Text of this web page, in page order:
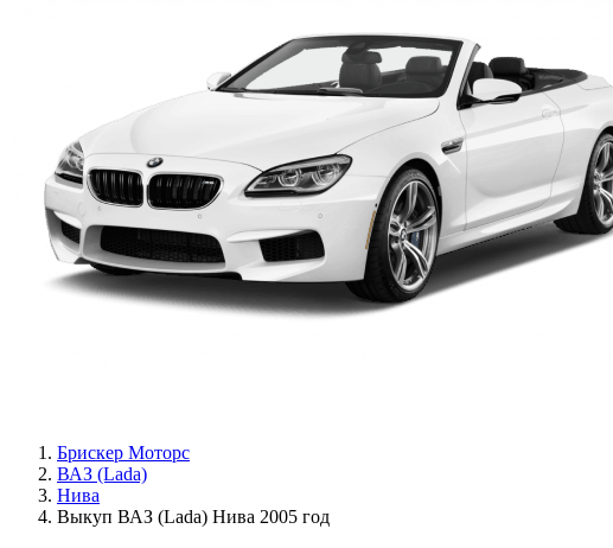
Брискер Моторс
ВАЗ (Lada)
Нива
Выкуп ВАЗ (Lada) Нива 2005 год